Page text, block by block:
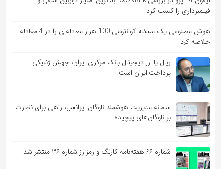
فیلمبرداری را کسب کرد
هوش مصنوعی یک مسئله کوانتومی 100 هزار معادله‌‎ای را در 4 معادله
خلاصه کرد
ریال یا ارز دیجیتال بانک مرکزی ایران، جهش ژنتیکی
پرداخت ایران است
سامانه مدیریت هوشمند ناوگان ایرانسل، راهی برای نظارت
بر ناوگان‌های پیچیده
شماره ۶۶ هفته‌نامه کارنگ و رمزارز شماره ۳۶ منتشر شد